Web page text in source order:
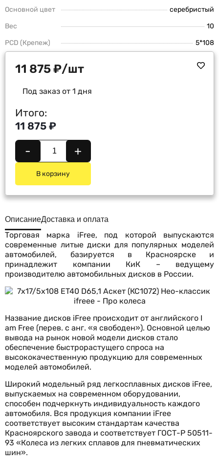
Основной цвет
серебристый
Вес
10
PCD (Крепеж)
5*108
11 875₽/шт
Под заказ от 1 дня
Итого:
11 875 ₽
- +
В корзину
ОписаниеДоставка и оплата
Торговая марка iFree, под которой выпускаются
современные литые диски для популярных моделей
автомобилей, базируется в Красноярске и
принадлежит компании КиК – ведущему
производителю автомобильных дисков в России.
Название дисков iFree происходит от английского I
am Free (перев. с анг. «я свободен»). Основной целью
вывода на рынок новой модели дисков стало
обеспечение быстрорастущего спроса на
высококачественную продукцию для современных
моделей автомобилей.
Широкий модельный ряд легкосплавных дисков iFree,
выпускаемых на современном оборудовании,
способен подчеркнуть индивидуальность каждого
автомобиля. Вся продукция компании iFree
соответствует высоким стандартам качества
Красноярского завода и соответствует ГОСТ-Р 50511-
93 «Колеса из легких сплавов для пневматических
шин».